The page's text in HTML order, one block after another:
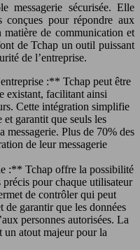
messagerie sécurisée. Elle
conçues pour répondre aux
matière de communication et
de Tchap un outil puissant
de l’entreprise.
:** Tchap peut être
existant, facilitant ainsi
Cette intégration simplifie
garantit que seuls les
messagerie. Plus de 70% des
de leur messagerie
:** Tchap offre la possibilité
précis pour chaque utilisateur
de contrôler qui peut
de garantir que les données
personnes autorisées. La
un atout majeur pour la